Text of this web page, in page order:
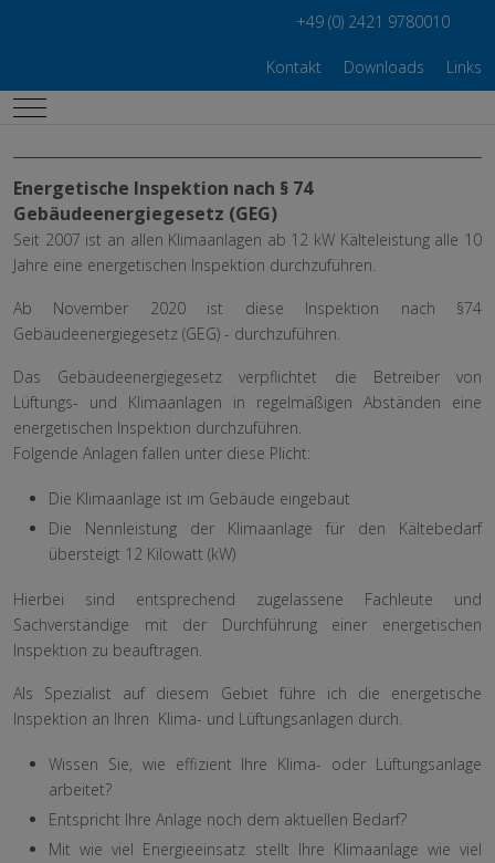
+49 (0) 2421 9780010
Kontakt Downloads
Links
Mobile Menu Toggle
Energetische Inspektion nach § 74
Gebäudeenergiegesetz (GEG)
Seit 2007 ist an allen Klimaanlagen ab 12 kW Kälteleistung alle 10
Jahre eine energetischen Inspektion durchzuführen.
Ab November 2020 ist diese Inspektion nach §74
Gebäudeenergiegesetz (GEG) - durchzuführen.
Das Gebäudeenergiegesetz verpflichtet die Betreiber von
Lüftungs- und Klimaanlagen in regelmäßigen Abständen eine
energetischen Inspektion durchzuführen.
Folgende Anlagen fallen unter diese Plicht:
Die Klimaanlage ist im Gebäude eingebaut
Die Nennleistung der Klimaanlage für den Kältebedarf
übersteigt 12 Kilowatt (kW)
Hierbei sind entsprechend zugelassene Fachleute und
Sachverständige mit der Durchführung einer energetischen
Inspektion zu beauftragen.
Als Spezialist auf diesem Gebiet führe ich die energetische
Inspektion an Ihren Klima- und Lüftungsanlagen durch.
Wissen Sie, wie effizient Ihre Klima- oder Lüftungsanlage
arbeitet?
Entspricht Ihre Anlage noch dem aktuellen Bedarf?
Mit wie viel Energieeinsatz stellt Ihre Klimaanlage wie viel